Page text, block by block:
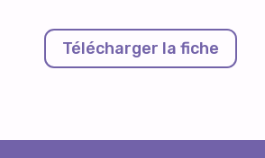
Télécharger la fiche